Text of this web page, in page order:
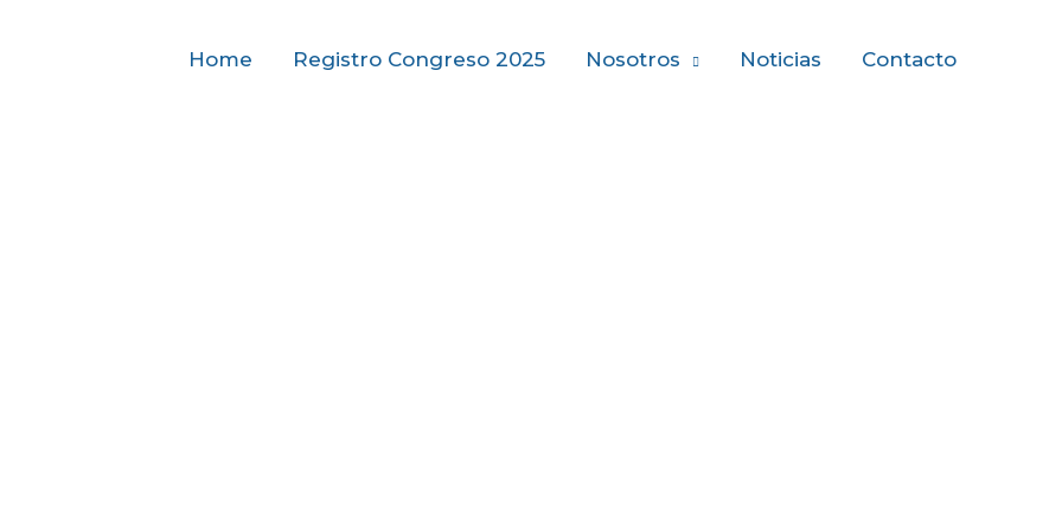
Home Registro Congreso 2025 Nosotros Noticias Contacto